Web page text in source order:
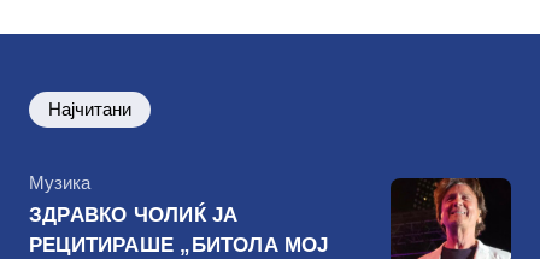
Најчитани
КАтегорија
Музика
ЗДРАВКО ЧОЛИЌ ЈА
РЕЦИТИРАШЕ „БИТОЛА МОЈ